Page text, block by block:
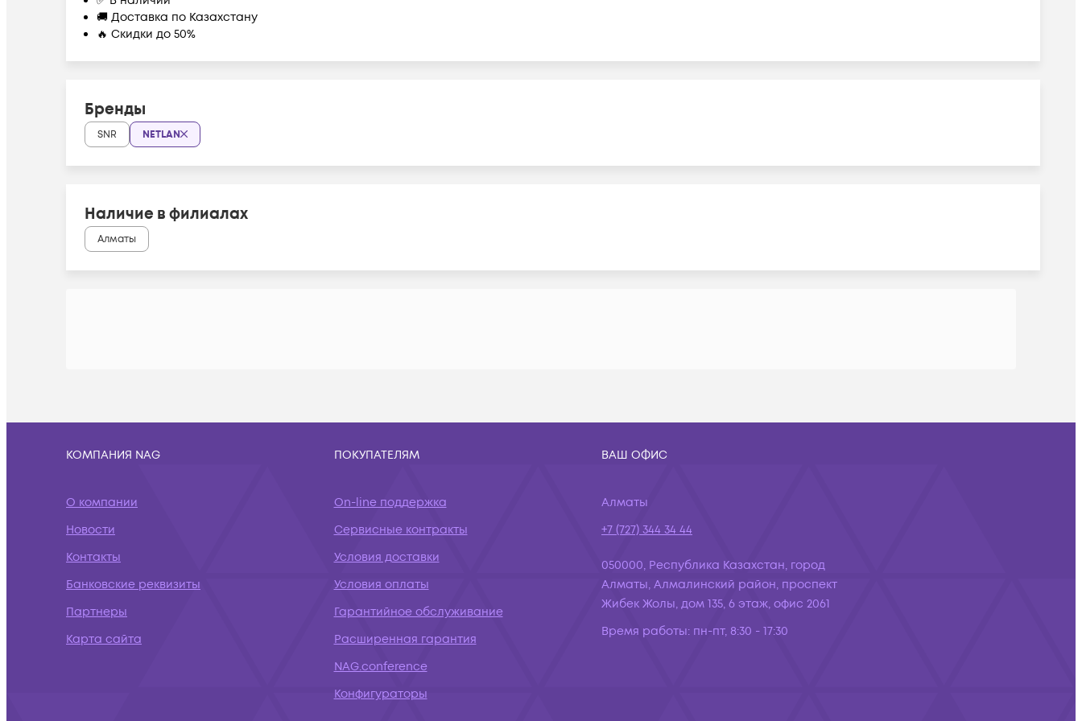
🚚 Доставка по Казахстану
🔥 Скидки до 50%
Бренды
SNR NETLAN
Наличие в филиалах
Алматы
КОМПАНИЯ NAG
О компании
Новости
Контакты
Банковские реквизиты
Партнеры
Карта сайта
ПОКУПАТЕЛЯМ
On-line поддержка
Сервисные контракты
Условия доставки
Условия оплаты
Гарантийное обслуживание
Расширенная гарантия
NAG.conference
Конфигураторы
ВАШ ОФИС
Алматы
+7 (727) 344 34 44
050000, Республика Казахстан, город
Алматы, Алмалинский район, проспект
Жибек Жолы, дом 135, 6 этаж, офис 2061
Время работы: пн-пт, 8:30 - 17:30